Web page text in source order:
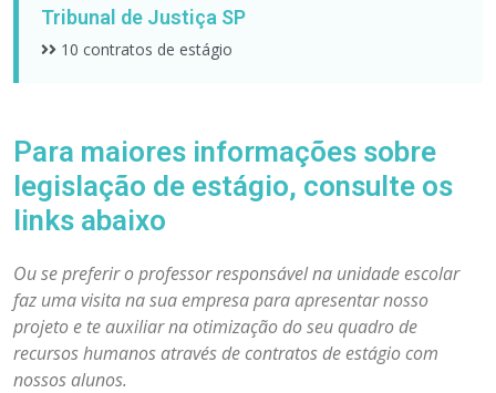
Tribunal de Justiça SP
10 contratos de estágio
Para maiores informações sobre
legislação de estágio, consulte os
links abaixo
Ou se preferir o professor responsável na unidade escolar
faz uma visita na sua empresa para apresentar nosso
projeto e te auxiliar na otimização do seu quadro de
recursos humanos através de contratos de estágio com
nossos alunos.